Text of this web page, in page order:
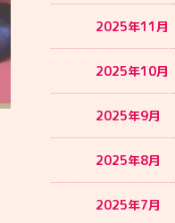
2025年11月
2025年10月
2025年9月
2025年8月
2025年7月